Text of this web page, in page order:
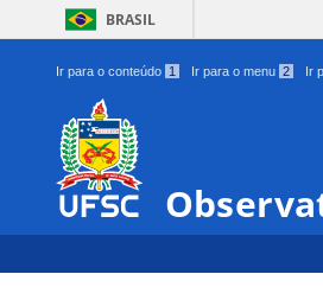
BRASIL
Ir para o conteúdo 1 Ir para o menu 2 Ir